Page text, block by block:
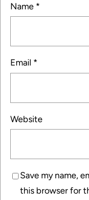
Name *
Email *
Website
Save my name,
this browser for